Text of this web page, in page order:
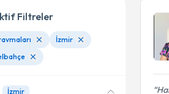
Filtreler
İzmir
İzmir